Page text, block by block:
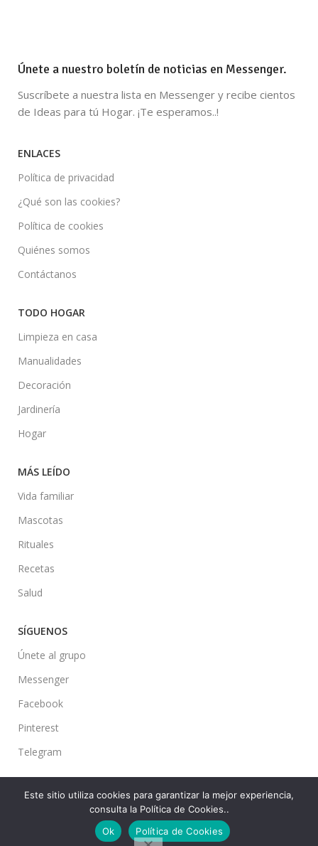
Únete a nuestro boletín de noticias en Messenger.
Suscríbete a nuestra lista en Messenger y recibe cientos
de Ideas para tú Hogar. ¡Te esperamos..!
ENLACES
Política de privacidad
¿Qué son las cookies?
Política de cookies
Quiénes somos
Contáctanos
TODO HOGAR
Limpieza en casa
Manualidades
Decoración
Jardinería
Hogar
MÁS LEÍDO
Vida familiar
Mascotas
Rituales
Recetas
Salud
SÍGUENOS
Únete al grupo
Messenger
Facebook
Pinterest
Telegram
Ideas en tu Hogar 2022 Created ByCMS. Premium Blog Solutions.
Este sitio utiliza cookies para garantizar la mejor experiencia,
consulta la Política de Cookies..
Ok
Política de Cookies